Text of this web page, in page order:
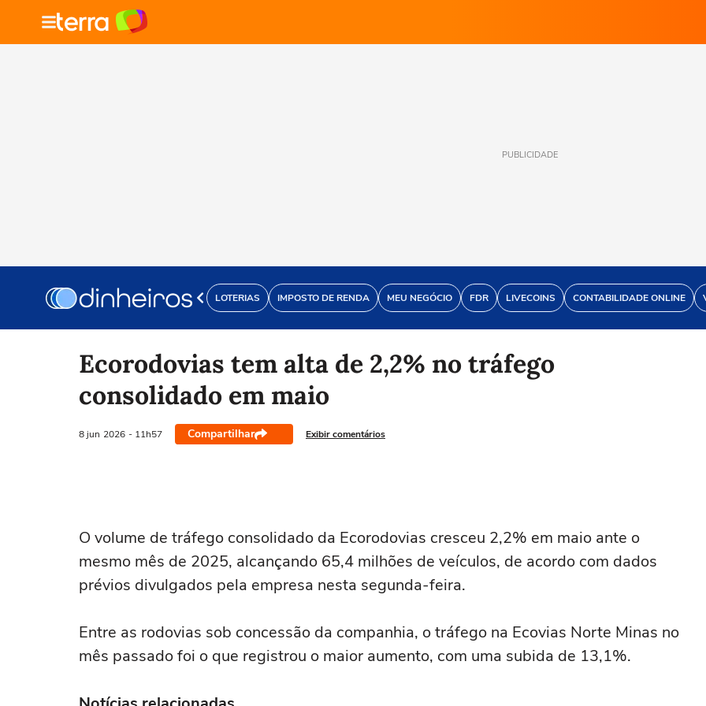
PUBLICIDADE
LOTERIAS IMPOSTO DE RENDA MEU NEGÓCIO FDR LIVECOINS CONTABILIDADE ONLINE
Ecorodovias tem alta de 2,2% no tráfego
consolidado em maio
8 jun 2026 - 11h57 Compartilhar Exibir comentários
O ‌volume de tráfego consolidado da Ecorodovias cresceu 2,2% em maio ante o
mesmo mês de ⁠2025, alcançando 65,4 ‌milhões de veículos, de acordo com ‌dados
prévios divulgados ‌pela empresa ⁠nesta segunda-feira.
Entre as rodovias sob concessão da companhia, o tráfego na Ecovias Norte Minas no
‌mês passado foi ‌o que ⁠registrou ⁠o maior aumento, com ⁠uma subida ‌de ‌13,1%.